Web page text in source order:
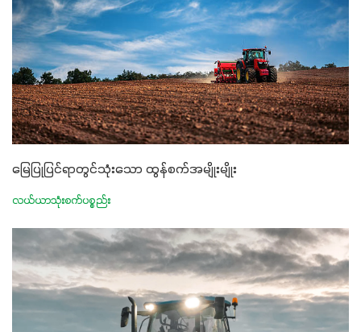
မြေပြုပြင်ရာတွင်သုံးသော ထွန်စက်အမျိုးမျိုး
လယ်ယာသုံးစက်ပစ္စည်း